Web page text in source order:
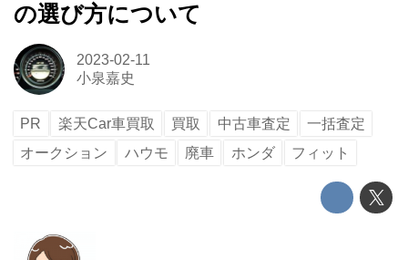
の選び方について
2023-02-11
小泉嘉史
PR 楽天Car車買取 買取 中古車査定
一括査定
オークション
ハウモ 廃車 ホンダ フィット